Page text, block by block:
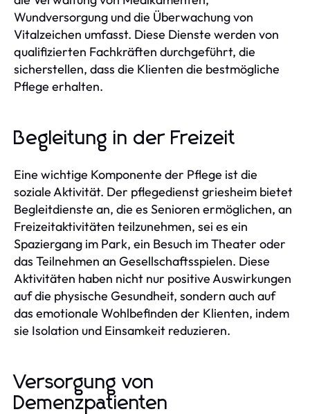
Wundversorgung und die Überwachung von
Vitalzeichen umfasst. Diese Dienste werden von
qualifizierten Fachkräften durchgeführt, die
sicherstellen, dass die Klienten die bestmögliche
Pflege erhalten.
Begleitung in der Freizeit
Eine wichtige Komponente der Pflege ist die
soziale Aktivität. Der pflegedienst griesheim bietet
Begleitdienste an, die es Senioren ermöglichen, an
Freizeitaktivitäten teilzunehmen, sei es ein
Spaziergang im Park, ein Besuch im Theater oder
das Teilnehmen an Gesellschaftsspielen. Diese
Aktivitäten haben nicht nur positive Auswirkungen
auf die physische Gesundheit, sondern auch auf
das emotionale Wohlbefinden der Klienten, indem
sie Isolation und Einsamkeit reduzieren.
Versorgung von
Demenzpatienten